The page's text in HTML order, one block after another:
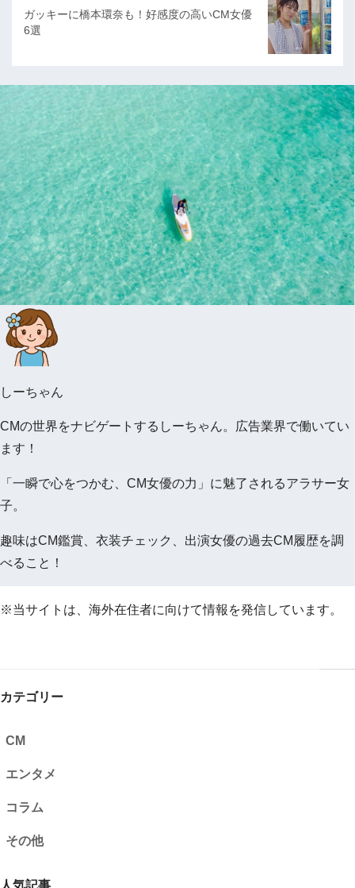
ガッキーに橋本環奈も！好感度の高いCM女優
6選
しーちゃん
CMの世界をナビゲートするしーちゃん。広告業界で働いてい
ます！
「一瞬で心をつかむ、CM女優の力」に魅了されるアラサー女
子。
趣味はCM鑑賞、衣装チェック、出演女優の過去CM履歴を調
べること！
※当サイトは、海外在住者に向けて情報を発信しています。
カテゴリー
CM
エンタメ
コラム
その他